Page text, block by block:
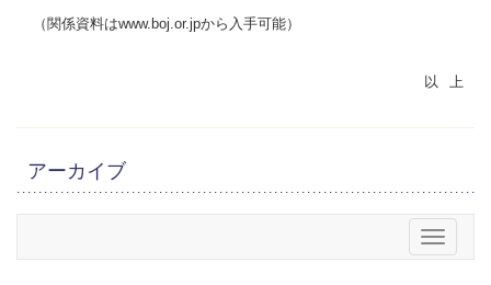
（関係資料はwww.boj.or.jpから入手可能）
アーカイブ
メニュ